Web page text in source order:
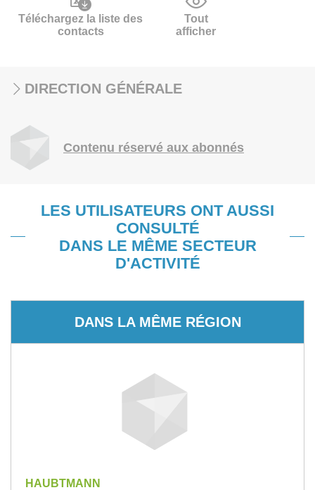
Téléchargez la liste des
contacts
Tout
afficher
DIRECTION GÉNÉRALE
Contenu réservé aux abonnés
LES UTILISATEURS ONT AUSSI
CONSULTÉ
DANS LE MÊME SECTEUR
D'ACTIVITÉ
DANS LA MÊME RÉGION
HAUBTMANN